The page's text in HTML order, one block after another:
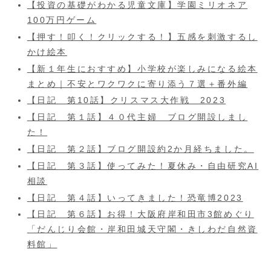
【投資の基礎がわかる児童文庫】学園ミリオネア
100万円ゲーム
【押す！叩く！クリックする！】五感を刺激するし
かけ絵本
【新１年生におすすめ】小学校が楽しみになる絵本
まとめ｜不安とワクワクに寄り添う７選＋番外編
【日記 第10話】クリスマス大作戦 2023
【日記 第１話】４０代主婦 ブログ開設しまし
た！
【日記 第２話】ブログ開設約2か月経ちました。
【日記 第３話】使ってみた！夏休み・自由研究AI
相談
【日記 第４話】いってきました！恐竜博2023
【日記 第６話】お得！大阪府岸和田市3館めぐり
「だんじり会館・岸和田城天守閣・きしわだ自然資
料館」